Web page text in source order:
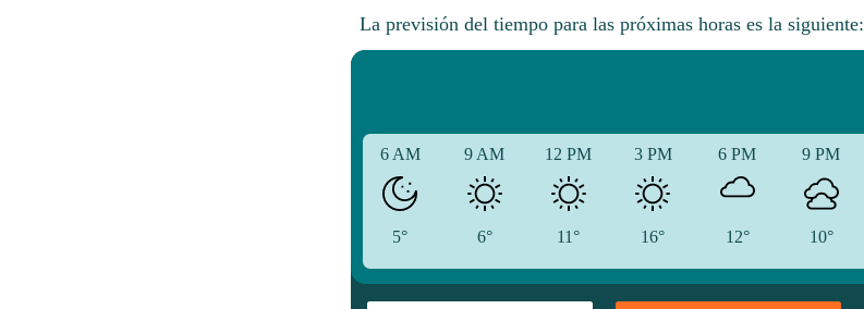
La previsión del tiempo para las próximas horas es la siguiente:
6 AM
5°
9 AM
6°
12 PM
11°
3 PM
16°
6 PM
12°
9 PM
10°